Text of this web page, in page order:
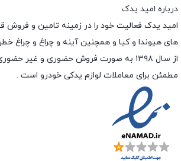
درباره امید یدک
امید یدک فعالیت خود را در زمینه تامین و فروش
های هیوندا و کیا و همچنین آینه و چراغ و چراغ
از سال ۱۳۹۸ به صورت فروش حضوری و غیر
مطمئن برای معاملات لوازم یدکی خودرو است .